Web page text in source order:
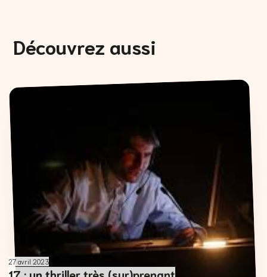
Découvrez aussi
27 avril 2023